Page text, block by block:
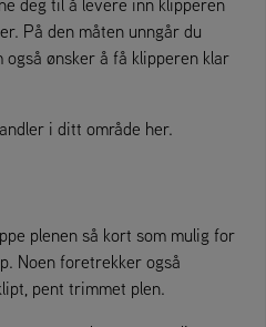
deg til å levere inn klipperen
På den måten unngår du
ønsker å få klipperen klar
i ditt område her.
plenen så kort som mulig for
Noen foretrekker også
pent trimmet plen.